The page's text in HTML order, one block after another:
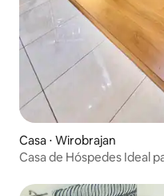
Casa ⋅ Wirobrajan
Casa de Hóspedes Ideal